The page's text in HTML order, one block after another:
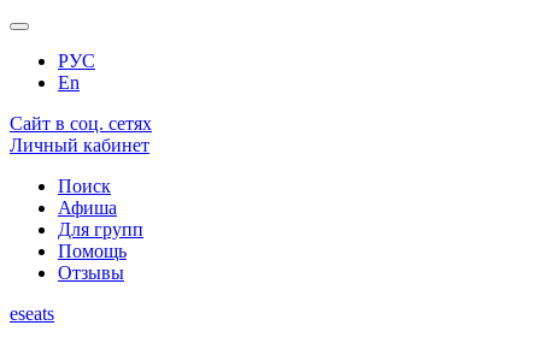
РУС
En
Сайт в соц. сетях
Личный кабинет
Поиск
Афиша
Для групп
Помощь
Отзывы
eseats